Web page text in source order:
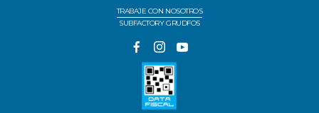
TRABAJE CON NOSOTROS
SUBFACTORY GRUDFOS